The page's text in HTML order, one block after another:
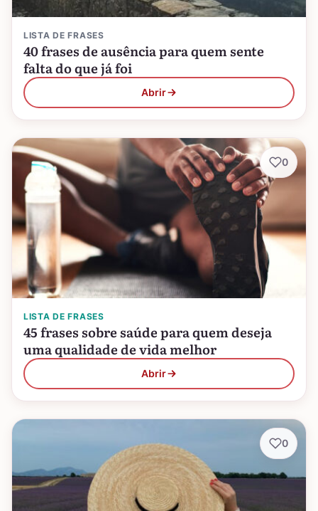
LISTA DE FRASES
40 frases de ausência para quem sente
falta do que já foi
Abrir
LISTA DE FRASES
45 frases sobre saúde para quem deseja
uma qualidade de vida melhor
Abrir
0
0